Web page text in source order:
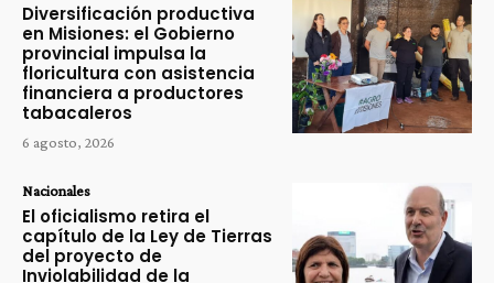
Diversificación productiva
en Misiones: el Gobierno
provincial impulsa la
floricultura con asistencia
financiera a productores
tabacaleros
6 agosto, 2026
Nacionales
El oficialismo retira el
capítulo de la Ley de Tierras
del proyecto de
Inviolabilidad de la